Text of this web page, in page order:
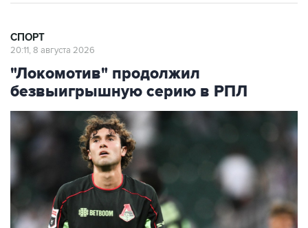
СПОРТ
20:11, 8 августа 2026
"Локомотив" продолжил
безвыигрышную серию в РПЛ